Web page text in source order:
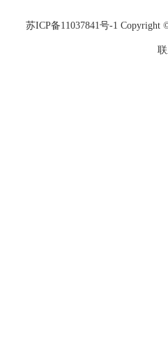
苏ICP备11037841号-1 Copyright